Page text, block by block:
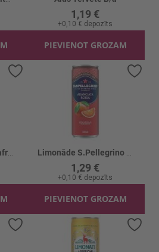
1,19 €
+0,10 € depozīts
PIEVIENOT GROZAM
Pievienot vēlmju sarakstam
1,29 €
+0,10 € depozīts
PIEVIENOT GROZAM
Pievienot vēlmju sarakstam